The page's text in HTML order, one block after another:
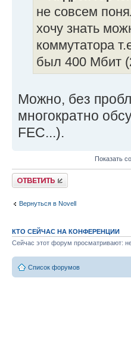
не совсем
хочу знать
коммутатора
был 400 Мбит
Можно, без
многократно
FEC...).
Показать
Ответить
Вернуться в Novell
КТО СЕЙЧАС НА КОНФЕРЕНЦИИ
Сейчас этот форум просматривают:
Список форумов